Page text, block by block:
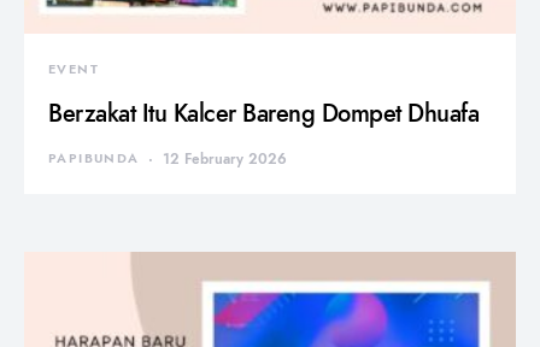
EVENT
Berzakat Itu Kalcer Bareng Dompet Dhuafa
PAPIBUNDA 12 February 2026